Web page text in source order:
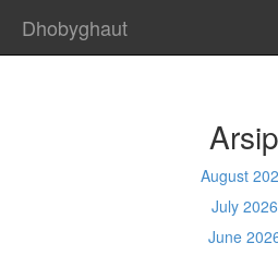
Dhobyghaut
Arsip
August
July 2026
June